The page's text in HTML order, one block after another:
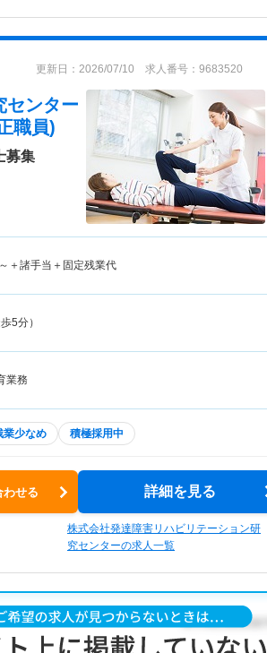
更新日：2026/07/10 求人番号：9683520
センター
職員)
募集
＋諸手当＋固定残業代
5分）
業務
業少なめ 積極採用中
わせる 詳細を見る
株式会社発達障害リハビリテーション研
究センターの求人一覧